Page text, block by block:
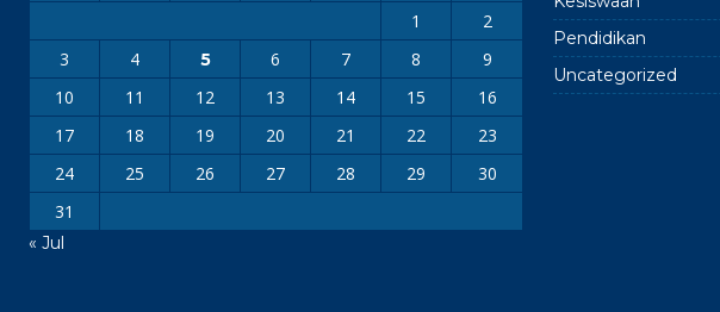
1
2
3
4 5 6 7 8
9
10
11 12 13 14 15
16
17
18 19 20 21 22
23
24
25 26 27 28 29
30
31
« Jul
Pendidikan
Uncategorized